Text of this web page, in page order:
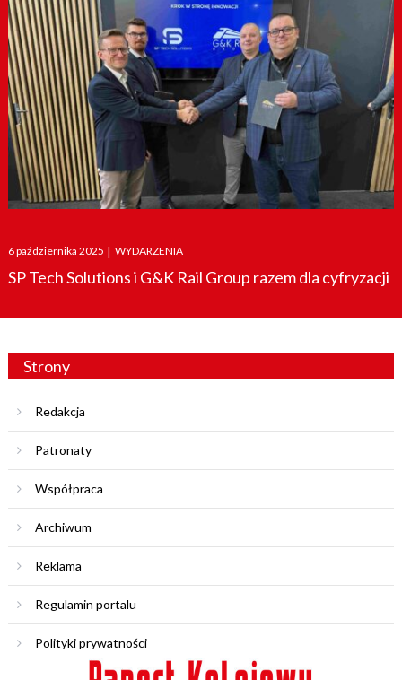
Posted
on
6 października 2025 | WYDARZENIA
SP Tech Solutions i G&K Rail Group razem dla cyfryzacji
Strony
Redakcja
Patronaty
Współpraca
Archiwum
Reklama
Regulamin portalu
Polityki prywatności